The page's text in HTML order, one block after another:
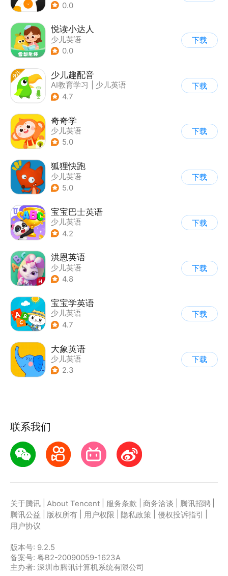
0.0
悦读小达人
少儿英语
0.0
下载
少儿趣配音
AI教育学习
少儿英语
4.7
下载
奇奇学
少儿英语
5.0
下载
狐狸快跑
少儿英语
5.0
下载
宝宝巴士英语
少儿英语
4.2
下载
洪恩英语
少儿英语
4.8
下载
宝宝学英语
少儿英语
4.7
下载
大象英语
少儿英语
2.3
下载
联系我们
关于腾讯 About Tencent 服务条款 商务洽谈 腾讯招聘
腾讯公益
版权所有 用户权限 隐私政策 侵权投诉指引
用户协议
版本号: 9.2.5
备案号: 粤B2-20090059-1623A
主办者: 深圳市腾讯计算机系统有限公司